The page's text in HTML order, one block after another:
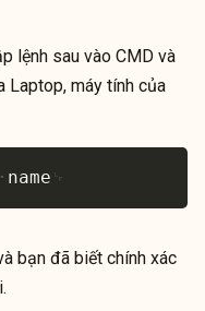
lệnh sau vào CMD và
Laptop, máy tính của
name
bạn đã biết chính xác